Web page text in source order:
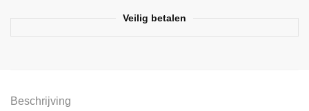
Veilig betalen
Beschrijving